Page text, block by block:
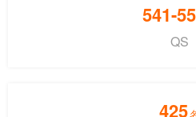
541-
QS
425